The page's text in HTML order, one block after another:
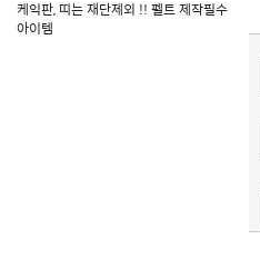
케익판, 띠는 재단제외 !! 펠트 제작필수
아이템